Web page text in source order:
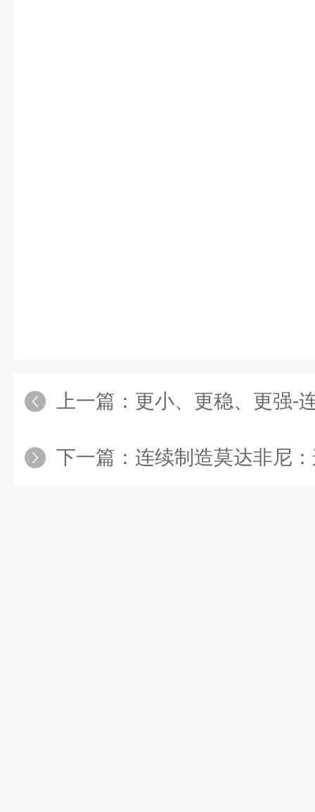
上一篇： 更小、更稳、更强-
下一篇： 连续制造莫达非尼